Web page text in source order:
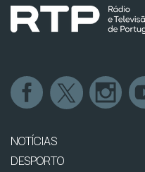
NOTÍCIAS
DESPORTO